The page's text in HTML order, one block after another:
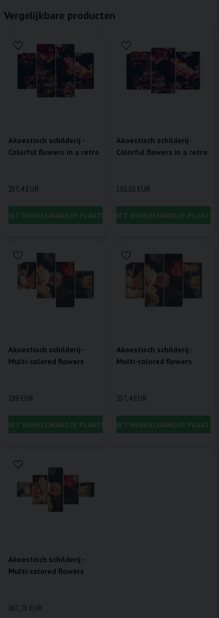
Vergelijkbare producten
Akoestisch schilderij -
Colorful flowers in a retro
257,4 EUR
HET WINKELMANDJE PLAATSEN
Akoestisch schilderij -
Colorful flowers in a retro
193,02 EUR
IN HET WINKELMANDJE
Akoestisch schilderij -
Multi-colored flowers
239 EUR
HET WINKELMANDJE PLAATSEN
Akoestisch schilderij -
Multi-colored flowers
257,4 EUR
IN HET WINKELMANDJE
Akoestisch schilderij -
Multi-colored flowers
367,75 EUR